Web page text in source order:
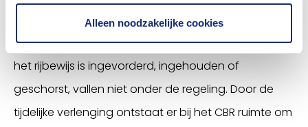
Alleen noodzakelijke cookies
rijbewijs korter dan vijf jaar geldig is vanwege een
medische achtergrond. Ook 75-plussers waarvan
het rijbewijs is ingevorderd, ingehouden of
geschorst, vallen niet onder de regeling. Door de
tijdelijke verlenging ontstaat er bij het CBR ruimte om